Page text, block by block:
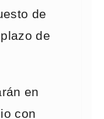
de
de
en
con